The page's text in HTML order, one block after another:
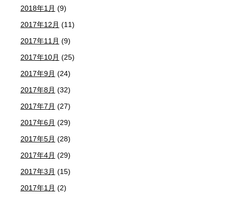
2018年1月 (9)
2017年12月 (11)
2017年11月 (9)
2017年10月 (25)
2017年9月 (24)
2017年8月 (32)
2017年7月 (27)
2017年6月 (29)
2017年5月 (28)
2017年4月 (29)
2017年3月 (15)
2017年1月 (2)